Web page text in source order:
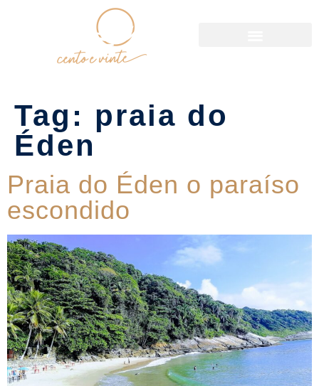
Tag: praia do
Éden
Praia do Éden o paraíso
escondido